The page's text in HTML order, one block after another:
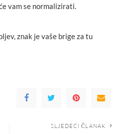
vam se normalizirati.
znak je vaše brige za tu
SLJEDEĆI ČLANAK